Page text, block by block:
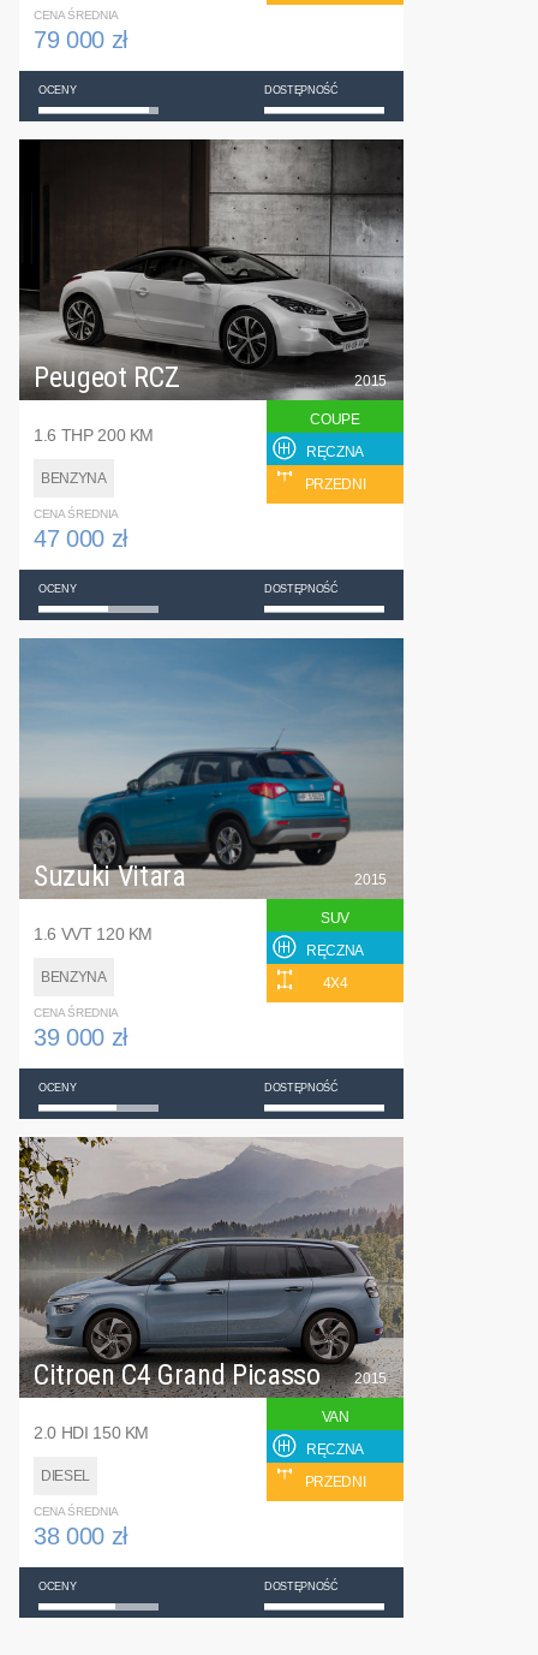
CENA ŚREDNIA
79 000 zł
OCENY DOSTĘPNOŚĆ
Peugeot RCZ
1.6 THP 200 KM
BENZYNA
2015
COUPE
RĘCZNA
PRZEDNI
CENA ŚREDNIA
47 000 zł
OCENY DOSTĘPNOŚĆ
Suzuki Vitara
1.6 VVT 120 KM
BENZYNA
2015
SUV
RĘCZNA
4X4
CENA ŚREDNIA
39 000 zł
OCENY DOSTĘPNOŚĆ
Citroen C4 Grand Picasso
2.0 HDI 150 KM
DIESEL
2015
VAN
RĘCZNA
PRZEDNI
CENA ŚREDNIA
38 000 zł
OCENY DOSTĘPNOŚĆ